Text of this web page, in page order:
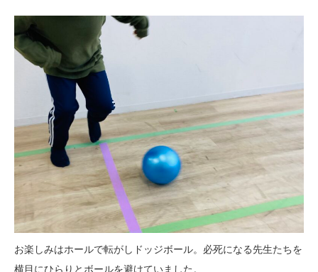
お楽しみはホールで転がしドッジボール。必死になる先生たちを
横目にひらりとボールを避けていました。